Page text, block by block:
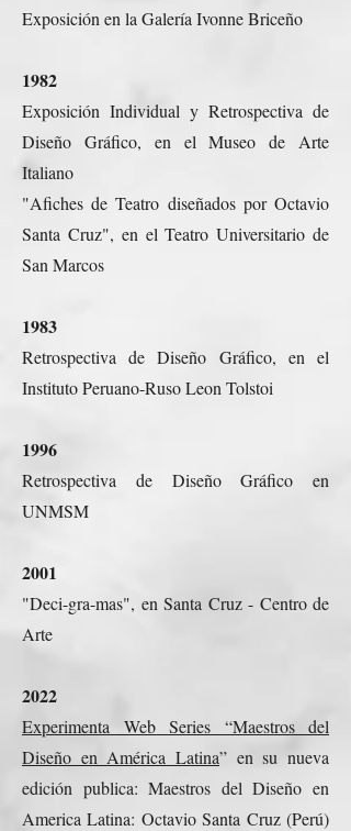
Exposición en la Galería Ivonne Briceño
1982
Exposición Individual y Retrospectiva de
Diseño Gráfico, en el Museo de Arte
Italiano
"Afiches de Teatro diseñados por Octavio
Santa Cruz", en el Teatro Universitario de
San Marcos
1983
Retrospectiva de Diseño Gráfico, en el
Instituto Peruano-Ruso Leon Tolstoi
1996
Retrospectiva de Diseño Gráfico en
UNMSM
2001
"Deci-gra-mas", en Santa Cruz - Centro de
Arte
2022
Experimenta Web Series “Maestros del
Diseño en América Latina” en su nueva
edición publica: Maestros del Diseño en
America Latina: Octavio Santa Cruz (Perú)